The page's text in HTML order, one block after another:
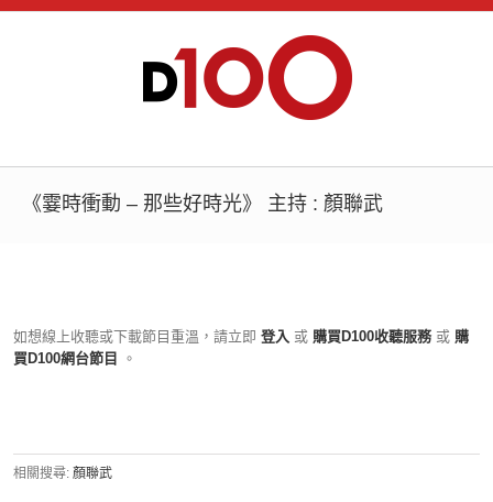
《霎時衝動 – 那些好時光》 主持 : 顏聯武
如想線上收聽或下載節目重溫，請立即 登入 或 購買D100收聽服務 或 購
買D100網台節目
。
相關搜尋: 顏聯武